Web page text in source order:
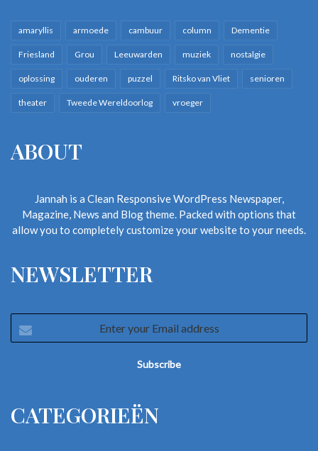
amaryllis armoede cambuur column Dementie
Friesland Grou Leeuwarden muziek nostalgie
oplossing ouderen puzzel Ritsko van Vliet senioren
theater Tweede Wereldoorlog vroeger
ABOUT
Jannah is a Clean Responsive WordPress Newspaper,
Magazine, News and Blog theme. Packed with options that
allow you to completely customize your website to your needs.
NEWSLETTER
your
CATEGORIEËN